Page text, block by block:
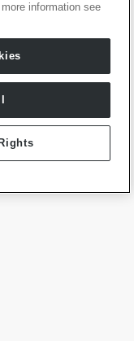
Whale TV+
Whale Framely
information see